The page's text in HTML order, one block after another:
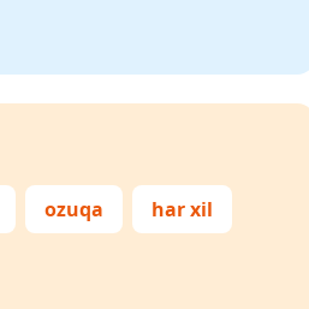
ozuqa har xil